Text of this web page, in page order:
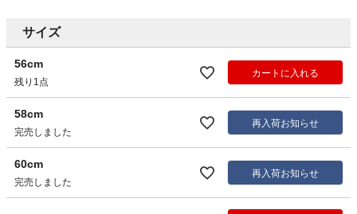
サイズ
56cm
残り1点
カートに入れる
58cm
完売しました
再入荷お知らせ
60cm
完売しました
再入荷お知らせ